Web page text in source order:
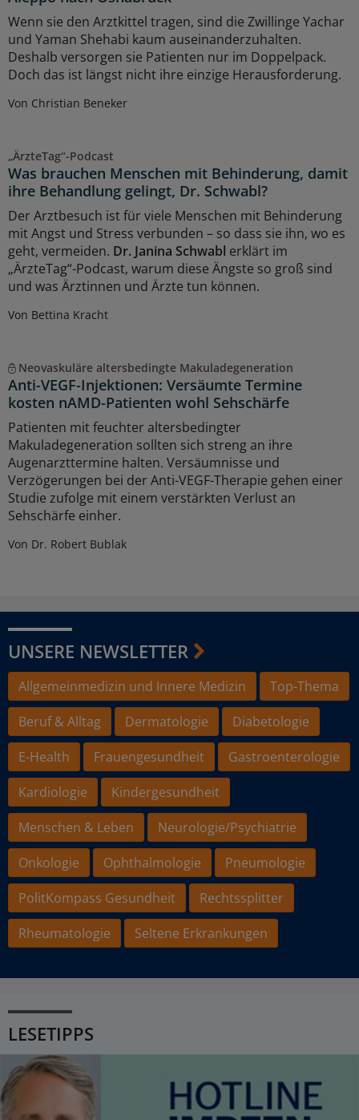
Wenn sie den Arztkittel tragen, sind die Zwillinge Yachar
und Yaman Shehabi kaum auseinanderzuhalten.
Deshalb versorgen sie Patienten nur im Doppelpack.
Doch das ist längst nicht ihre einzige Herausforderung.
Von Christian Beneker
„ÄrzteTag“-Podcast
Was brauchen Menschen mit Behinderung, damit
ihre Behandlung gelingt, Dr. Schwabl?
Der Arztbesuch ist für viele Menschen mit Behinderung
mit Angst und Stress verbunden – so dass sie ihn, wo es
geht, vermeiden. Dr. Janina Schwabl erklärt im
„ÄrzteTag“-Podcast, warum diese Ängste so groß sind
und was Ärztinnen und Ärzte tun können.
Von Bettina Kracht
Neovaskuläre altersbedingte Makuladegeneration
Anti-VEGF-Injektionen: Versäumte Termine
kosten nAMD-Patienten wohl Sehschärfe
Patienten mit feuchter altersbedingter
Makuladegeneration sollten sich streng an ihre
Augenarzttermine halten. Versäumnisse und
Verzögerungen bei der Anti-VEGF-Therapie gehen einer
Studie zufolge mit einem verstärkten Verlust an
Sehschärfe einher.
Von Dr. Robert Bublak
UNSERE NEWSLETTER
Allgemeinmedizin und Innere Medizin
Top-Thema
Beruf & Alltag
Dermatologie
Diabetologie
E-Health
Frauengesundheit
Gastroenterologie
Kardiologie
Kindergesundheit
Menschen & Leben
Neurologie/Psychiatrie
Onkologie
Ophthalmologie
Pneumologie
PolitKompass Gesundheit
Rechtssplitter
Rheumatologie
Seltene Erkrankungen
LESETIPPS